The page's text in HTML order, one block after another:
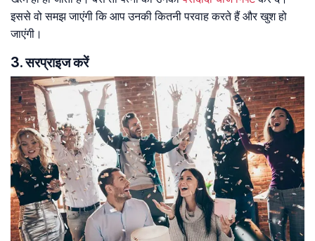
इससे वो समझ जाएंगी कि आप उनकी कितनी परवाह करते हैं और खुश हो
जाएंगी।
3. सरप्राइज करें